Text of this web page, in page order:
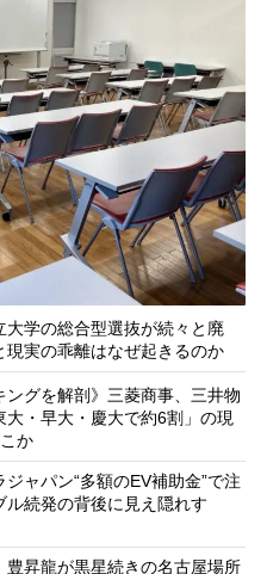
学の総合型選抜が続々と廃
実の乖離はなぜ起きるのか
ングを解剖》三菱商事、三井物
・早大・慶大で約6割」の現
か
ャパン“多額のEV補助金”で注
続発の背後に見え隠れす
豊昇龍が黒星続きの名古屋場所